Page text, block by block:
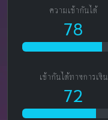
ความเข้ากันได้
78
เข้ากันได้ทางการเงิน
72